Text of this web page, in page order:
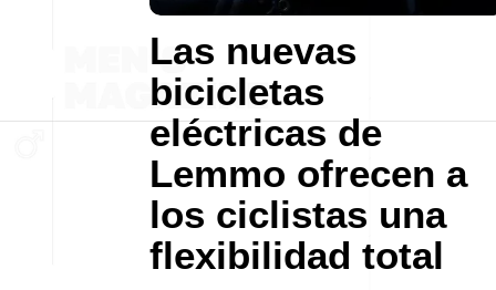
Las nuevas
bicicletas
eléctricas de
Lemmo ofrecen a
los ciclistas una
flexibilidad total